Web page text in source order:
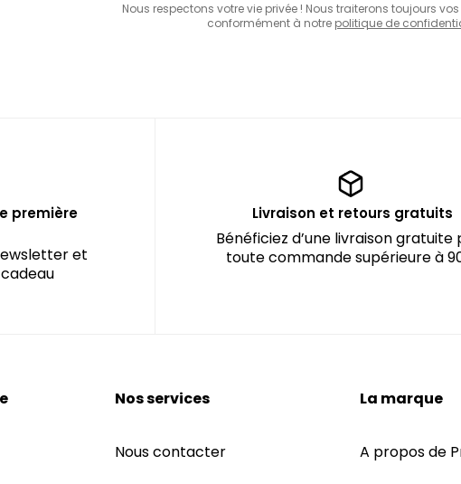
Nous respectons votre vie privée ! Nous traiterons toujours
conformément à notre politique de
première
et
Livraison et retours gratuits
Bénéficiez d’une livraison gratuite
toute commande supérieure à
Nos services
Nous contacter
La marque
A propos de